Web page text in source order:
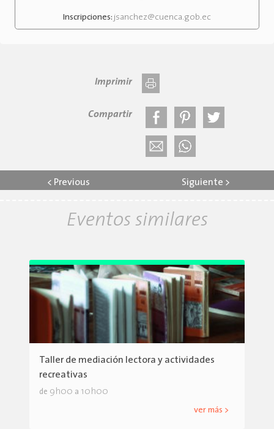
Inscripciones: jsanchez@cuenca.gob.ec
Imprimir
Compartir
< Previous Siguiente >
Eventos similares
Taller de mediación lectora y actividades
recreativas
de 9h00 a 10h00
ver más >